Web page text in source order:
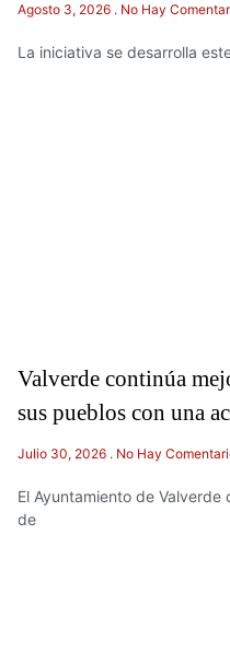
Agosto 3, 2026 No Hay
La iniciativa se desarrolla
Valverde continúa
sus pueblos con una
Julio 30, 2026 No Hay
El Ayuntamiento de
de